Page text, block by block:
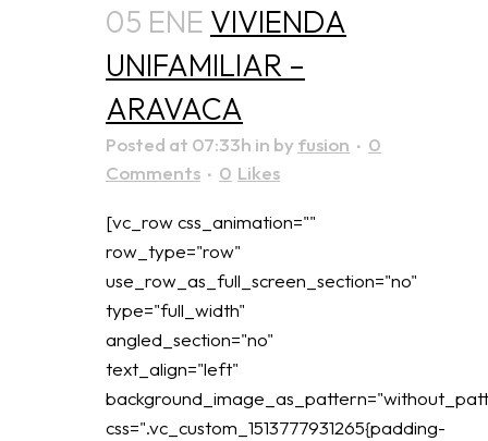
05 ENE VIVIENDA
UNIFAMILIAR –
ARAVACA
Posted at 07:33h in byfusion
0
Comments
0 Likes
[vc_row css_animation=""
row_type="row"
use_row_as_full_screen_section="no"
type="full_width"
angled_section="no"
text_align="left"
css=".vc_custom_1513777931265{padding-